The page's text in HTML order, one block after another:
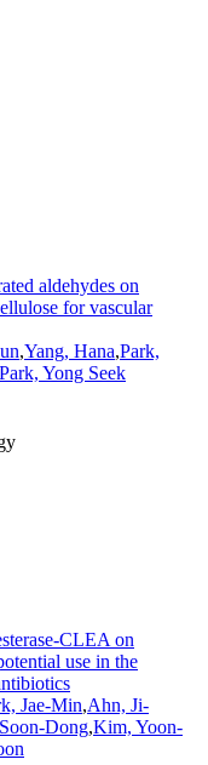
aldehydes on
for vascular
,Yang, Hana,Park,
Park, Yong Seek
CLEA on
use in the
Jae-Min,Ahn, Ji-
Dong,Kim, Yoon-